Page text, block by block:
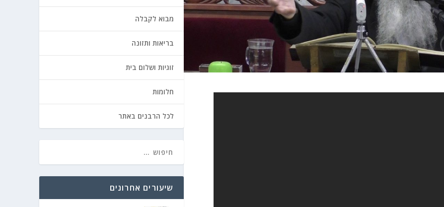
מבוא לקבלה
בריאות ותזונה
זוגיות ושלום בית
חלומות
לכל הרבנים באתר
שיעורים אחרונים